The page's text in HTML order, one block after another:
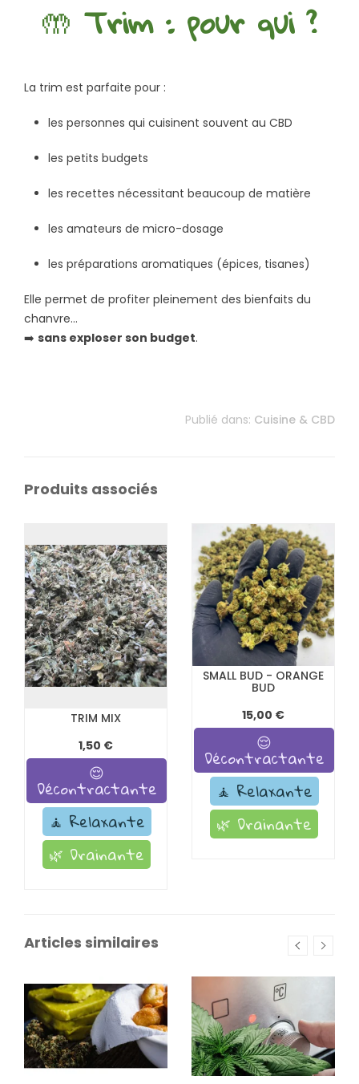
🤲 Trim : pour qui ?
La trim est parfaite pour :
les personnes qui cuisinent souvent au CBD
les petits budgets
les recettes nécessitant beaucoup de matière
les amateurs de micro-dosage
les préparations aromatiques (épices, tisanes)
Elle permet de profiter pleinement des bienfaits du
chanvre…
➡️ sans exploser son budget.
Publié dans: Cuisine & CBD
Produits associés
TRIM MIX
1,50 €
😌
Décontractante
🧘 Relaxante
🌿 Drainante
SMALL BUD - ORANGE
BUD
15,00 €
😌
Décontractante
🧘 Relaxante
🌿 Drainante
Articles similaires